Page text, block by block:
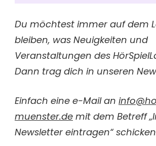
Du möchtest immer auf dem
bleiben, was Neuigkeiten und
Veranstaltungen des
Dann trag dich in unseren
Einfach eine e-Mail an
muenster.de mit dem Betreff
Newsletter eintragen“